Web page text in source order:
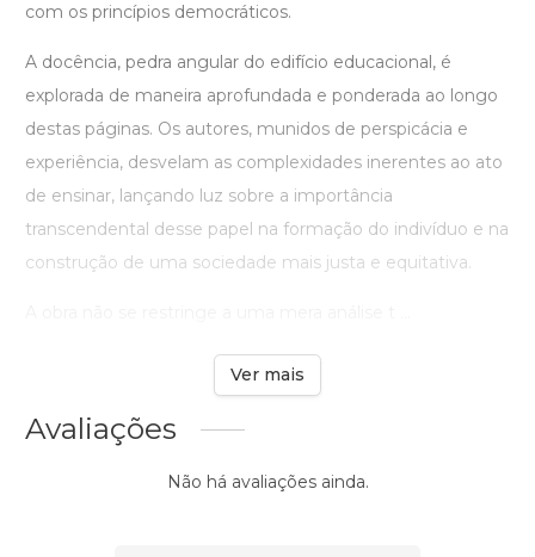
com os princípios democráticos.
A docência, pedra angular do edifício educacional, é
explorada de maneira aprofundada e ponderada ao longo
destas páginas. Os autores, munidos de perspicácia e
experiência, desvelam as complexidades inerentes ao ato
de ensinar, lançando luz sobre a importância
transcendental desse papel na formação do indivíduo e na
construção de uma sociedade mais justa e equitativa.
Ver mais
Avaliações
Não há avaliações ainda.